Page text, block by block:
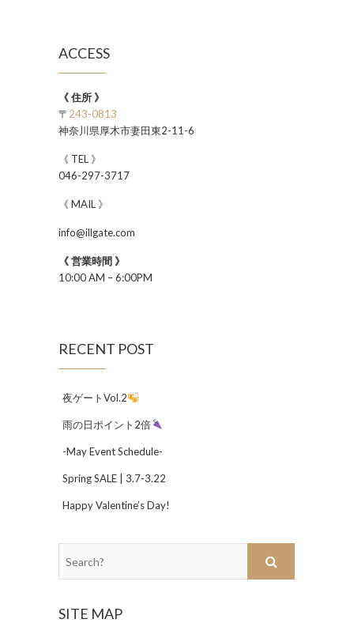
ACCESS
《 住所 》
〒 243-0813
神奈川県厚木市妻田東2-11-6
《 TEL 》
046-297-3717
《 MAIL 》
info@illgate.com
《 営業時間 》
10:00 AM – 6:00PM
RECENT POST
夜ゲートVol.2
雨の日ポイント2倍
-May Event Schedule-
Spring SALE | 3.7-3.22
Happy Valentine’s Day!
SITE MAP